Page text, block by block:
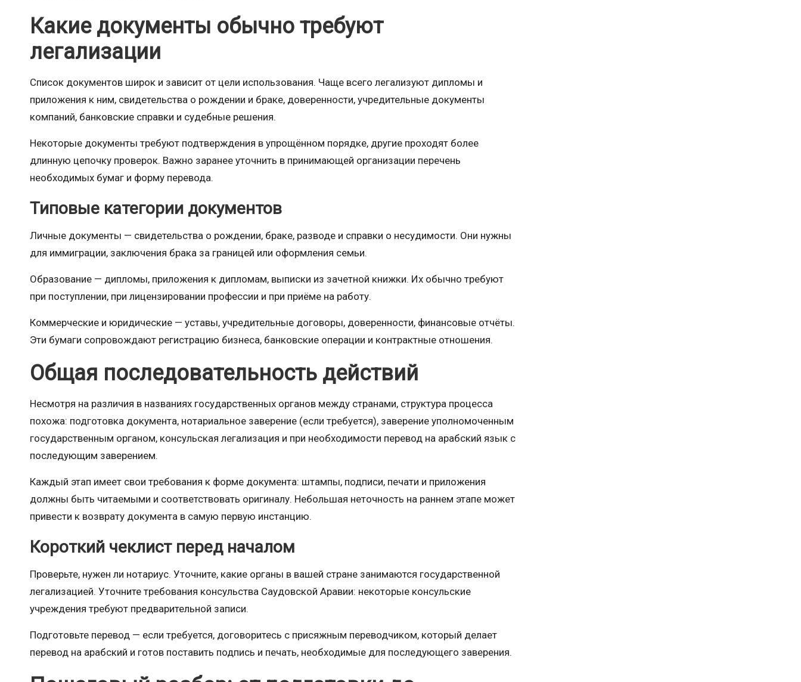
Какие документы обычно требуют
легализации
Список документов широк и зависит от цели использования. Чаще всего легализуют дипломы и
приложения к ним, свидетельства о рождении и браке, доверенности, учредительные документы
компаний, банковские справки и судебные решения.
Некоторые документы требуют подтверждения в упрощённом порядке, другие проходят более
длинную цепочку проверок. Важно заранее уточнить в принимающей организации перечень
необходимых бумаг и форму перевода.
Типовые категории документов
Личные документы — свидетельства о рождении, браке, разводе и справки о несудимости. Они нужны
для иммиграции, заключения брака за границей или оформления семьи.
Образование — дипломы, приложения к дипломам, выписки из зачетной книжки. Их обычно требуют
при поступлении, при лицензировании профессии и при приёме на работу.
Коммерческие и юридические — уставы, учредительные договоры, доверенности, финансовые отчёты.
Эти бумаги сопровождают регистрацию бизнеса, банковские операции и контрактные отношения.
Общая последовательность действий
Несмотря на различия в названиях государственных органов между странами, структура процесса
похожа: подготовка документа, нотариальное заверение (если требуется), заверение уполномоченным
государственным органом, консульская легализация и при необходимости перевод на арабский язык с
последующим заверением.
Каждый этап имеет свои требования к форме документа: штампы, подписи, печати и приложения
должны быть читаемыми и соответствовать оригиналу. Небольшая неточность на раннем этапе может
привести к возврату документа в самую первую инстанцию.
Короткий чеклист перед началом
Проверьте, нужен ли нотариус. Уточните, какие органы в вашей стране занимаются государственной
легализацией. Уточните требования консульства Саудовской Аравии: некоторые консульские
учреждения требуют предварительной записи.
Подготовьте перевод — если требуется, договоритесь с присяжным переводчиком, который делает
перевод на арабский и готов поставить подпись и печать, необходимые для последующего заверения.